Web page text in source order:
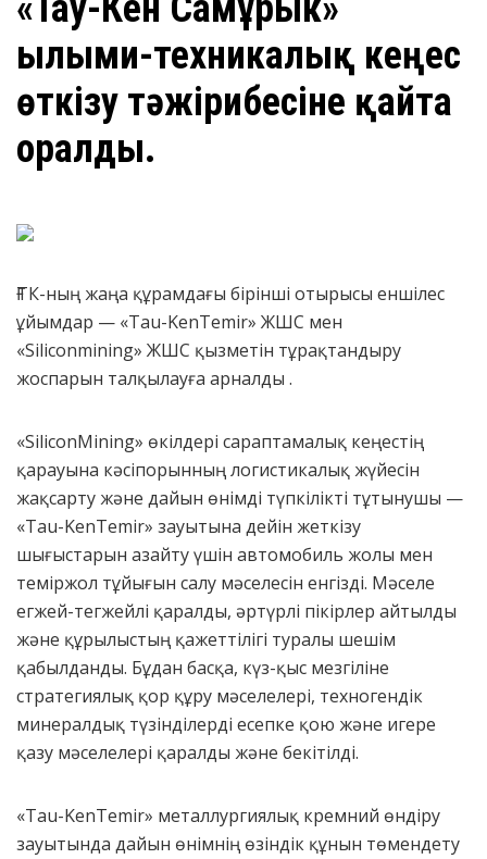
Ғылыми-техникалық кеңес
өткізу тәжірибесіне қайта
оралды.
ҒТК-ның жаңа құрамдағы бірінші отырысы еншілес
ұйымдар — «Tau-KenTemir» ЖШС мен
«Siliconmining» ЖШС қызметін тұрақтандыру
жоспарын талқылауға арналды .
«SiliconMining» өкілдері сараптамалық кеңестің
қарауына кәсіпорынның логистикалық жүйесін
жақсарту және дайын өнімді түпкілікті тұтынушы —
«Tau-KenTemir» зауытына дейін жеткізу
шығыстарын азайту үшін автомобиль жолы мен
теміржол тұйығын салу мәселесін енгізді. Мәселе
егжей-тегжейлі қаралды, әртүрлі пікірлер айтылды
және құрылыстың қажеттілігі туралы шешім
қабылданды. Бұдан басқа, күз-қыс мезгіліне
стратегиялық қор құру мәселелері, техногендік
минералдық түзінділерді есепке қою және игере
қазу мәселелері қаралды және бекітілді.
«Tau-KenTemir» металлургиялық кремний өндіру
зауытында дайын өнімнің өзіндік құнын төмендету